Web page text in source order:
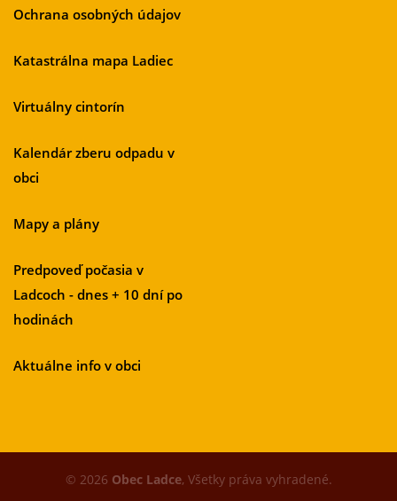
Ochrana osobných údajov
Katastrálna mapa Ladiec
Virtuálny cintorín
Kalendár zberu odpadu v
obci
Mapy a plány
Predpoveď počasia v
Ladcoch - dnes + 10 dní po
hodinách
Aktuálne info v obci
© 2026 Obec Ladce, Všetky práva vyhradené.